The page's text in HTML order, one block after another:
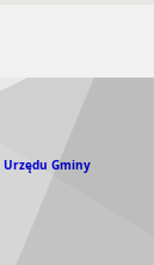
Urzędu Gminy